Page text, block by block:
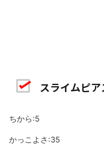
スライムピ
ちから:5
かっこよさ:35